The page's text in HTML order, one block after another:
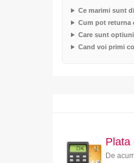
Ce marimi sunt
Cum pot returna
Care sunt
Cand voi primi
Plata
De